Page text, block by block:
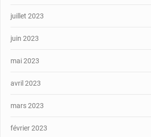
juillet 2023
juin 2023
mai 2023
avril 2023
mars 2023
février 2023